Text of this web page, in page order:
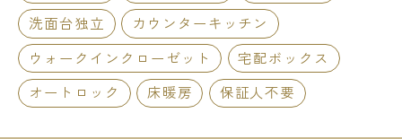
洗面台独立
カウンターキッチン
ウォークインクローゼット
宅配ボックス
オートロック
床暖房 保証人不要